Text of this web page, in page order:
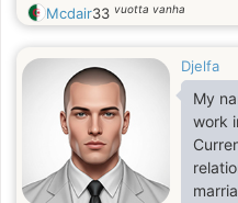
Mcdair33 vuotta vanha
Djelfa
My
work